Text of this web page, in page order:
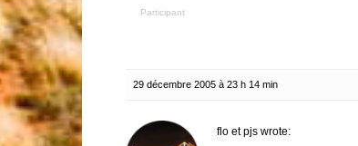
Participant
29 décembre 2005 à 23 h 14 min
flo et pjs wrote: